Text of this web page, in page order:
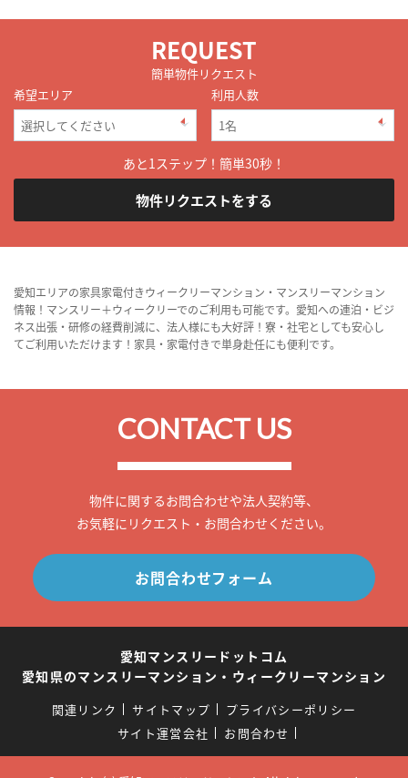
REQUEST
簡単物件リクエスト
希望エリア
利用人数
あと1ステップ！簡単30秒！
物件リクエストをする
愛知エリアの家具家電付きウィークリーマンション・マンスリーマンション
情報！マンスリー＋ウィークリーでのご利用も可能です。愛知への連泊・ビジ
ネス出張・研修の経費削減に、法人様にも大好評！寮・社宅としても安心し
てご利用いただけます！家具・家電付きで単身赴任にも便利です。
CONTACT US
物件に関するお問合わせや法人契約等、
お気軽にリクエスト・お問合わせください。
お問合わせフォーム
愛知マンスリードットコム
愛知県のマンスリーマンション・ウィークリーマンション
関連リンク サイトマップ
プライバシーポリシー
サイト運営会社
お問合わせ